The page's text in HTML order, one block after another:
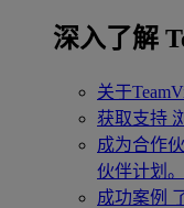
深入了解
关于
获取支持
成为合作
伙伴计划。
成功案例